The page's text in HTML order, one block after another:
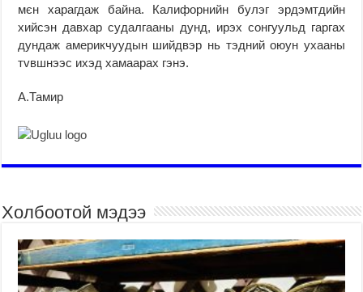
мєн харагдаж байна. Калифорнийн булэг эрдэмтдийн
хийсэн давхар судалгааны дунд, ирэх сонгуульд гаргах
дундаж америкчуудын шийдвэр нь тэдний оюун ухааны
тvвшнээс ихэд хамаарах гэнэ.
А.Тамир
Холбоотой мэдээ